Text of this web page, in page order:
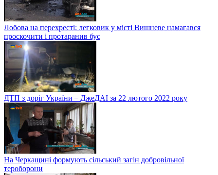
Лобова на перехресті: легковик у місті Вишневе намагався
проскочити і протаранив бус
ДТП з доріг України – ДжеДАІ за 22 лютого 2022 року
На Черкащині формують сільський загін добровільної
тероборони